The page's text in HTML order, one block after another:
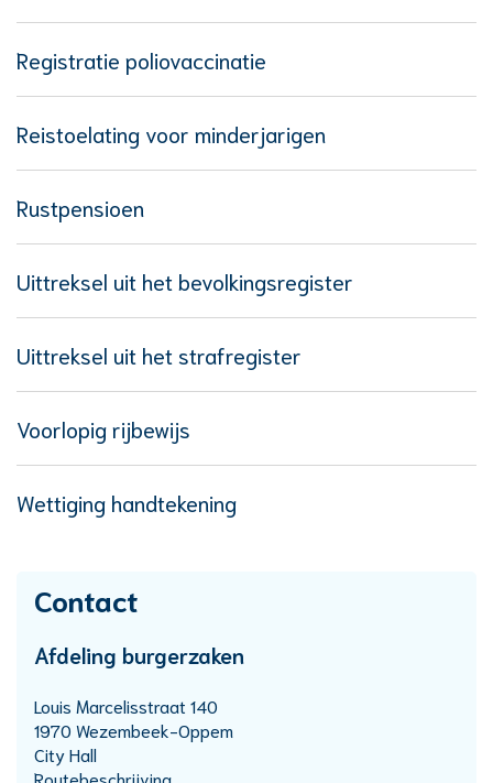
Registratie poliovaccinatie
Reistoelating voor minderjarigen
Rustpensioen
Uittreksel uit het bevolkingsregister
Uittreksel uit het strafregister
Voorlopig rijbewijs
Wettiging handtekening
Contact
Afdeling burgerzaken
Adres
Louis Marcelisstraat 140
,1970 Wezembeek-Oppem
City Hall